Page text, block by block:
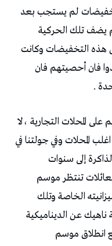
لم يستجب بعد
يضف تلك الحركية
هذه التخفيضات وكانت
فان أحصيتهم فان
.
المحلات التجارية ،لا
المحلات وفي جولتنا في
إلى سنوات
تنتظر موسم
الخاصة وتلك
ناهيك عن الديناميكية
انطلاق موسم